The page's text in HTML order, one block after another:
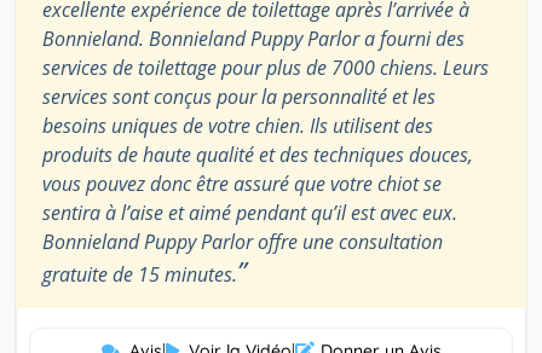
excellente expérience de toilettage après l’arrivée à
Bonnieland. Bonnieland Puppy Parlor a fourni des
services de toilettage pour plus de 7000 chiens. Leurs
services sont conçus pour la personnalité et les
besoins uniques de votre chien. Ils utilisent des
produits de haute qualité et des techniques douces,
vous pouvez donc être assuré que votre chiot se
sentira à l’aise et aimé pendant qu’il est avec eux.
Bonnieland Puppy Parlor offre une consultation
gratuite de 15 minutes.”